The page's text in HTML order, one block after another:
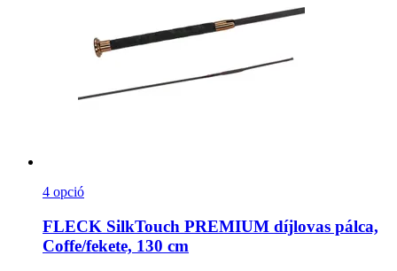
4 opció
FLECK SilkTouch PREMIUM díjlovas pálca,
Coffe/fekete, 130 cm